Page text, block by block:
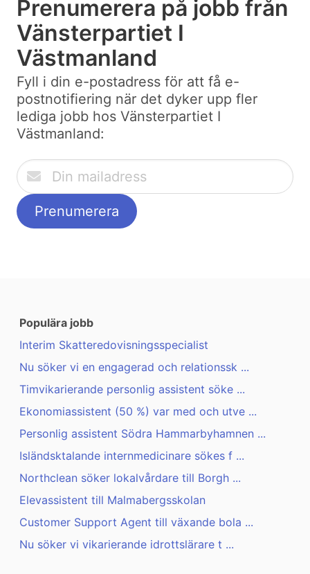
Prenumerera på jobb från
Vänsterpartiet I
Västmanland
Fyll i din e-postadress för att få e-
postnotifiering när det dyker upp fler
lediga jobb hos Vänsterpartiet I
Västmanland:
Populära jobb
Interim Skatteredovisningsspecialist
Nu söker vi en engagerad och relationssk ...
Timvikarierande personlig assistent söke ...
Ekonomiassistent (50 %) var med och utve ...
Personlig assistent Södra Hammarbyhamnen ...
Isländsktalande internmedicinare sökes f ...
Northclean söker lokalvårdare till Borgh ...
Elevassistent till Malmabergsskolan
Customer Support Agent till växande bola ...
Nu söker vi vikarierande idrottslärare t ...